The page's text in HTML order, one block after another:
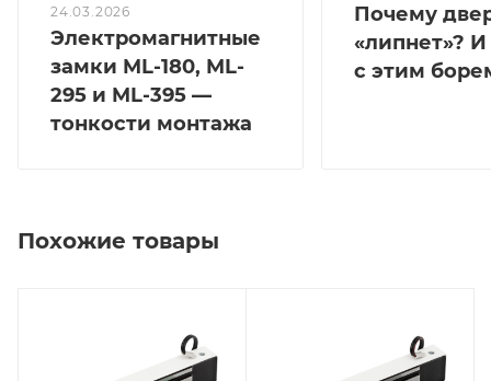
24.03.2026
Электромагнитные
замки ML-180, ML-
295 и ML-395 —
тонкости монтажа
Почему
«липнет»?
с этим
Похожие товары